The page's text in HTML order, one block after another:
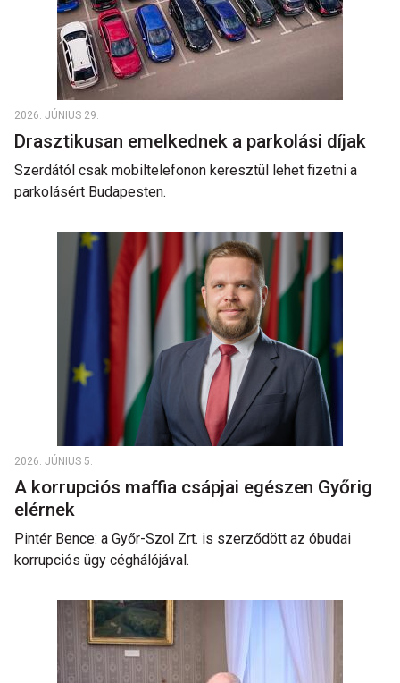
2026. JÚNIUS 29.
Drasztikusan emelkednek a parkolási díjak
Szerdától csak mobiltelefonon keresztül lehet fizetni a
parkolásért Budapesten.
2026. JÚNIUS 5.
A korrupciós maffia csápjai egészen Győrig
elérnek
Pintér Bence: a Győr-Szol Zrt. is szerződött az óbudai
korrupciós ügy céghálójával.